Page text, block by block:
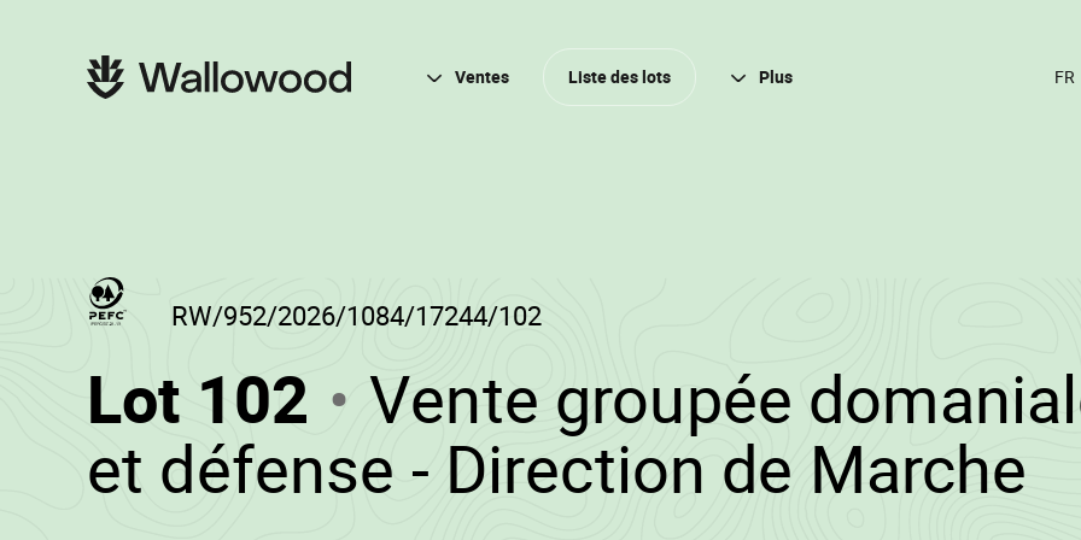
navigation
Lot 102 (RW/952/2026/1084/
-
Vente groupée
et défense - Direction de Marche
RW/952/2026/1084/17244/102
Navigation
principale Ventes Liste des lots Plus